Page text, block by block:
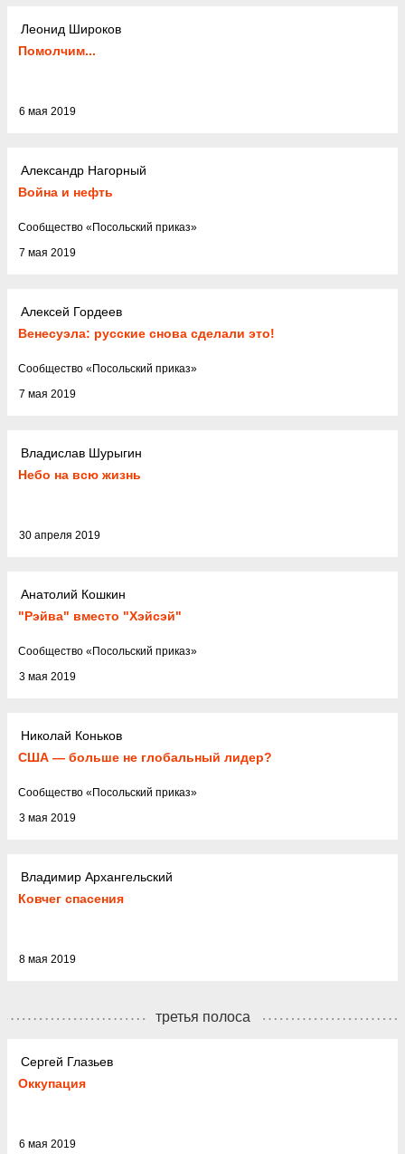
Леонид Широков
Помолчим...
6 мая 2019
Александр Нагорный
Война и нефть
7 мая 2019
Cообщество «Посольский приказ»
Алексей Гордеев
Венесуэла: русские снова сделали это!
7 мая 2019
Cообщество «Посольский приказ»
Владислав Шурыгин
Небо на всю жизнь
30 апреля 2019
Анатолий Кошкин
"Рэйва" вместо "Хэйсэй"
3 мая 2019
Cообщество «Посольский приказ»
Николай Коньков
США — больше не глобальный лидер?
3 мая 2019
Cообщество «Посольский приказ»
Владимир Архангельский
Ковчег спасения
8 мая 2019
третья полоса
Сергей Глазьев
Оккупация
6 мая 2019